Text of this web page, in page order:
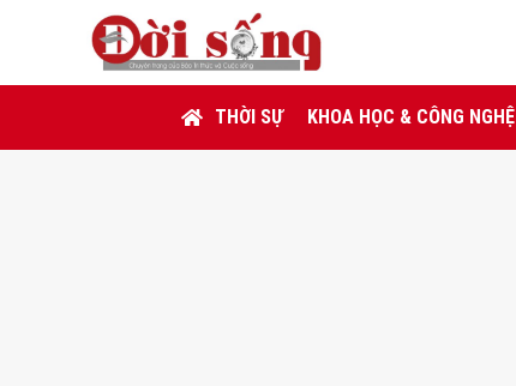
THỜI SỰ KHOA HỌC & CÔNG NGHỆ